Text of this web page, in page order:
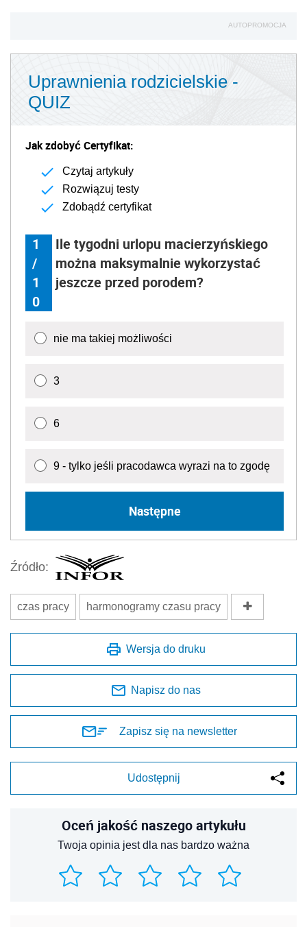
AUTOPROMOCJA
Uprawnienia rodzicielskie -
QUIZ
Jak zdobyć Certyfikat:
Czytaj artykuły
Rozwiązuj testy
Zdobądź certyfikat
1
/
1
0
Ile tygodni urlopu macierzyńskiego
można maksymalnie wykorzystać
jeszcze przed porodem?
nie ma takiej możliwości
3
6
9 - tylko jeśli pracodawca wyrazi na to zgodę
Następne
Źródło:
czas pracy harmonogramy czasu pracy
Wersja do druku
Napisz do nas
Zapisz się na newsletter
Udostępnij
Oceń jakość naszego artykułu
Twoja opinia jest dla nas bardzo ważna